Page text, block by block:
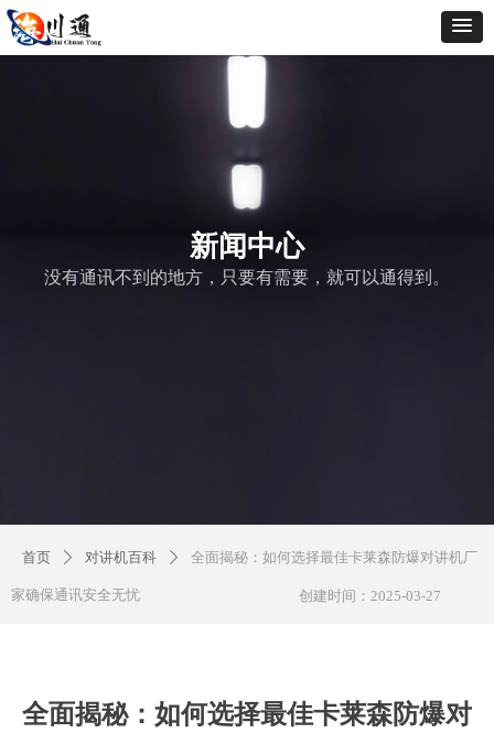
全面揭秘：如何选择最佳卡莱森防爆对
首页 ꄲ 对讲机百科 ꄲ 全面揭秘：如何选择最佳卡莱森防爆对讲机厂
家确保通讯安全无忧 创建时间： 2025-03-27
新闻中心
没有通讯不到的地方，只要有需要，就可以通得到。